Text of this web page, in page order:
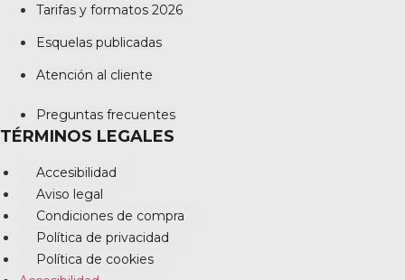
Tarifas y formatos 2026
Esquelas publicadas
Atención al cliente
Preguntas frecuentes
TÉRMINOS LEGALES
Accesibilidad
Aviso legal
Condiciones de compra
Política de privacidad
Política de cookies